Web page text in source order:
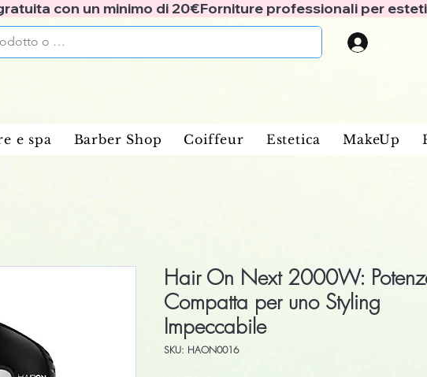
con un minimo di 20€
e spa Barber Shop Coiffeur Estetica MakeUp
Hair On Next 2000W:
Compatta per uno Styling
Impeccabile
SKU: HAON0016